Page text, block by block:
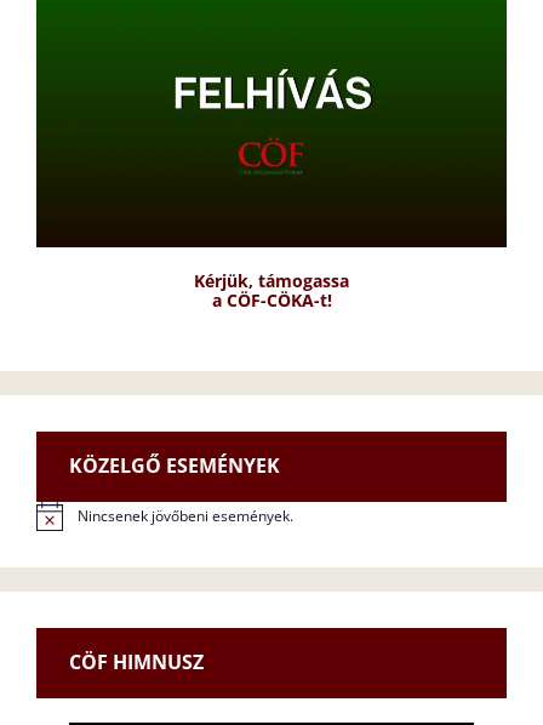
Kérjük, támogassa
a CÖF-CÖKA-t!
KÖZELGŐ ESEMÉNYEK
N
t
Nincsenek jövőbeni események.
CÖF HIMNUSZ